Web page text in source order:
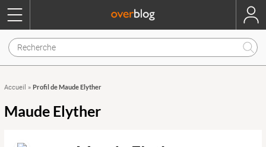
Accueil » Profil de Maude Elyther
Maude Elyther